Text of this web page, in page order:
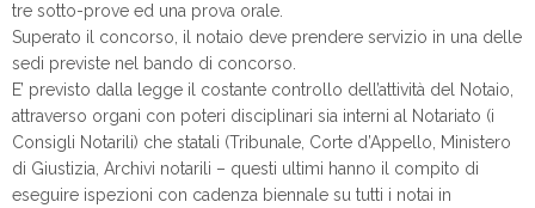
tre sotto-prove ed una prova orale.
Superato il concorso, il notaio deve prendere servizio in una delle
sedi previste nel bando di concorso.
E’ previsto dalla legge il costante controllo dell’attività del Notaio,
attraverso organi con poteri disciplinari sia interni al Notariato (i
Consigli Notarili) che statali (Tribunale, Corte d’Appello, Ministero
di Giustizia, Archivi notarili – questi ultimi hanno il compito di
eseguire ispezioni con cadenza biennale su tutti i notai in